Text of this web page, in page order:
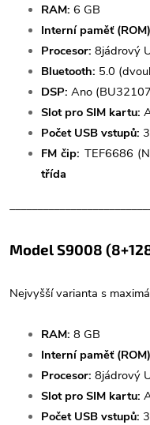
RAM: 6 GB
Interní paměť
Procesor: 8jádrový
Bluetooth: 5.0
DSP: Ano
Slot pro SIM kartu:
Počet USB vstupů: 3
FM čip: TEF6686
třída
Model S9008
Nejvyšší varianta s
RAM: 8 GB
Interní paměť
Procesor: 8jádrový
Slot pro SIM kartu:
Počet USB vstupů: 3